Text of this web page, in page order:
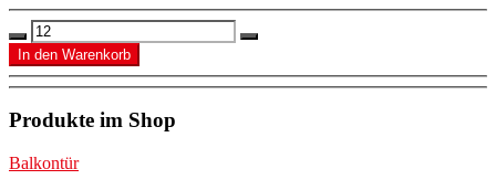
Produkte im Shop
Balkontür